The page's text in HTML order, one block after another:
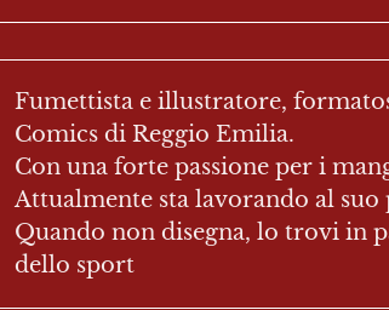
Fumettista e illustratore,
Comics di Reggio Emilia.
Con una forte passione per i
Attualmente sta lavorando al
Quando non disegna, lo trovi in
dello sport